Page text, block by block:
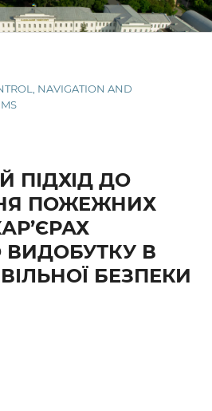
NAVIGATION AND
ПІДХІД ДО
ПОЖЕЖНИХ
ВИДОБУТКУ В
БЕЗПЕКИ